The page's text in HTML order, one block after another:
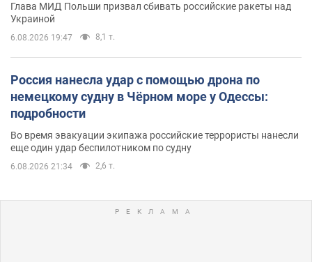
Глава МИД Польши призвал сбивать российские ракеты над
Украиной
6.08.2026 19:47 8,1 т.
Россия нанесла удар с помощью дрона по
немецкому судну в Чёрном море у Одессы:
подробности
Во время эвакуации экипажа российские террористы нанесли
еще один удар беспилотником по судну
6.08.2026 21:34 2,6 т.